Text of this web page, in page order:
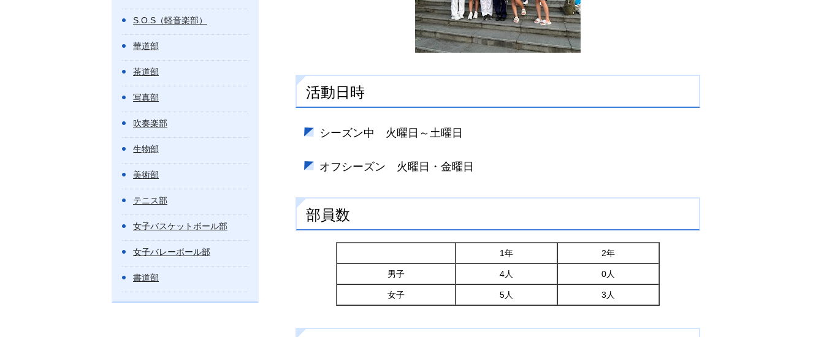
S.O.S（軽音楽部）
華道部
茶道部
写真部
吹奏楽部
生物部
美術部
テニス部
女子バスケットボール部
女子バレーボール部
書道部
活動日時
シーズン中 火曜日～土曜日
オフシーズン 火曜日・金曜日
部員数
1年 2年
男子 4人 0人
女子 5人 3人